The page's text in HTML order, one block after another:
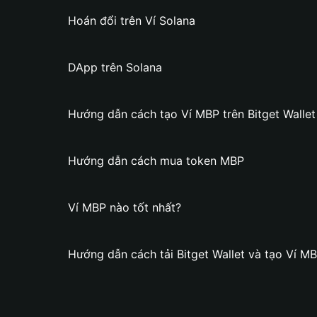
Hoán đổi trên Ví Solana
DApp trên Solana
Hướng dẫn cách tạo Ví MBP trên Bitget Wallet
Hướng dẫn cách mua token MBP
Ví MBP nào tốt nhất?
Hướng dẫn cách tải Bitget Wallet và tạo Ví